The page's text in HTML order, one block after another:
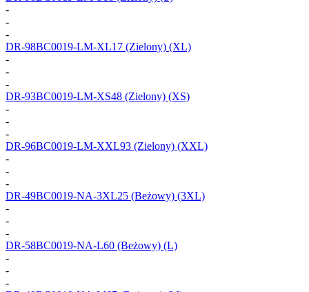
-
-
-
DR-98BC0019-LM-XL17 (Zielony) (XL)
-
-
-
DR-93BC0019-LM-XS48 (Zielony) (XS)
-
-
-
DR-96BC0019-LM-XXL93 (Zielony) (XXL)
-
-
-
DR-49BC0019-NA-3XL25 (Beżowy) (3XL)
-
-
-
DR-58BC0019-NA-L60 (Beżowy) (L)
-
-
-